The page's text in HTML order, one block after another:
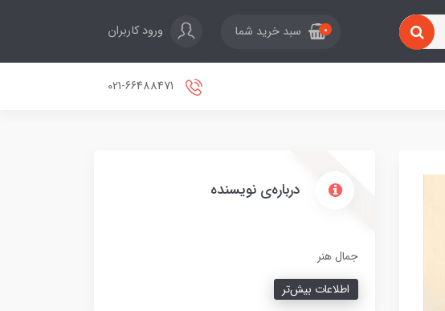
0 سبد خرید شما ورود کاربران
درباره‌ی نویسنده
جمال هنر
اطلاعات بیش‌تر